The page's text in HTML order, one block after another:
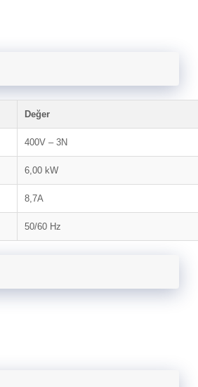
Değer
400V – 3N
6,00 kW
8,7A
50/60 Hz